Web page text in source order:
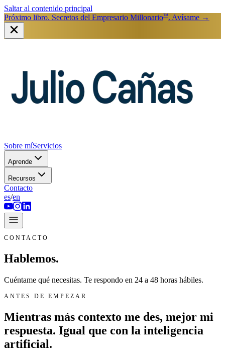
Saltar al contenido principal
Próximo libro. Secretos del Empresario Millonario™. Avísame →
Sobre míServicios
Aprende
Recursos
Contacto
es/en
CONTACTO
Hablemos.
Cuéntame qué necesitas. Te respondo en 24 a 48 horas hábiles.
ANTES DE EMPEZAR
Mientras más contexto me des, mejor mi
respuesta. Igual que con la inteligencia
artificial.